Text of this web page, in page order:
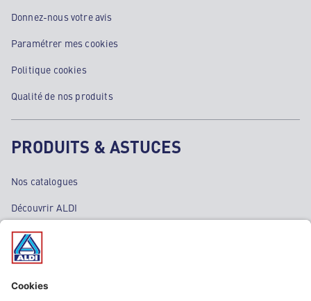
Donnez-nous votre avis
Paramétrer mes cookies
Politique cookies
Qualité de nos produits
PRODUITS & ASTUCES
Nos catalogues
Découvrir ALDI
Nos bons plans
Nos rayons
Nos marques